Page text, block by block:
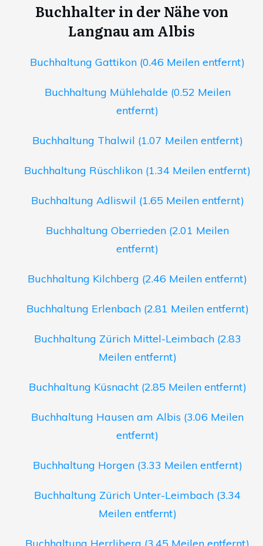
Buchhalter in der Nähe von
Langnau am Albis
Buchhaltung Gattikon (0.46 Meilen entfernt)
Buchhaltung Mühlehalde (0.52 Meilen
entfernt)
Buchhaltung Thalwil (1.07 Meilen entfernt)
Buchhaltung Rüschlikon (1.34 Meilen entfernt)
Buchhaltung Adliswil (1.65 Meilen entfernt)
Buchhaltung Oberrieden (2.01 Meilen
entfernt)
Buchhaltung Kilchberg (2.46 Meilen entfernt)
Buchhaltung Erlenbach (2.81 Meilen entfernt)
Buchhaltung Zürich Mittel-Leimbach (2.83
Meilen entfernt)
Buchhaltung Küsnacht (2.85 Meilen entfernt)
Buchhaltung Hausen am Albis (3.06 Meilen
entfernt)
Buchhaltung Horgen (3.33 Meilen entfernt)
Buchhaltung Zürich Unter-Leimbach (3.34
Meilen entfernt)